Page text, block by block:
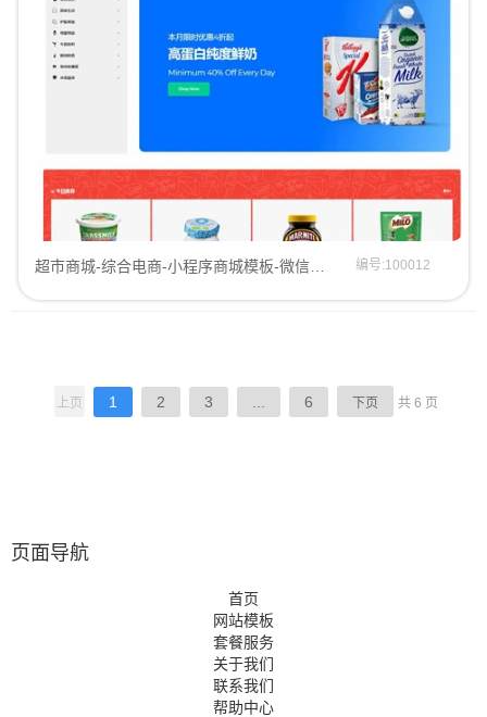
编号:100012
上页 1 2 3 6 下页 共 6 页
页面导航
首页
网站模板
套餐服务
关于我们
联系我们
帮助中心